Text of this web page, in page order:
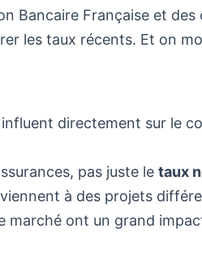
Bancaire Française et
les taux récents. Et on
directement sur le
pas juste le taux
à des projets
marché ont un grand